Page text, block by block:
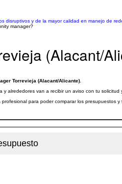
disruptivos y de la mayor calidad en manejo de
(Alacant/
Torrevieja (Alacant/Alicante)
y alrededores van a recibir un aviso con tu
para poder comparar los presupuestos y